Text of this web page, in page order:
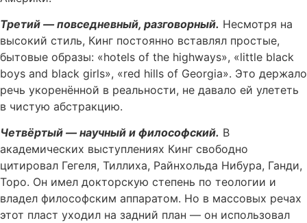
Третий — повседневный, разговорный. Несмотря на
высокий стиль, Кинг постоянно вставлял простые,
бытовые образы: «hotels of the highways», «little black
boys and black girls», «red hills of Georgia». Это держало
речь укоренённой в реальности, не давало ей улететь
в чистую абстракцию.
Четвёртый — научный и философский. В
академических выступлениях Кинг свободно
цитировал Гегеля, Тиллиха, Райнхольда Нибура, Ганди,
Торо. Он имел докторскую степень по теологии и
владел философским аппаратом. Но в массовых речах
этот пласт уходил на задний план — он использовал